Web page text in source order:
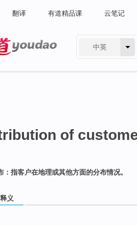
翻译 有道精品课 云笔记
中英
of
：指客户在地理或其他方面的分布情况。
义